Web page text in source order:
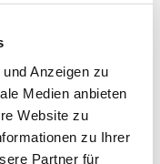
Anzeigen zu
Medien anbieten
Website zu
zu Ihrer
Partner für